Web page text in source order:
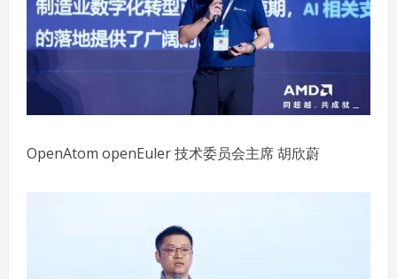
OpenAtom openEuler 技术委员会主席 胡欣蔚